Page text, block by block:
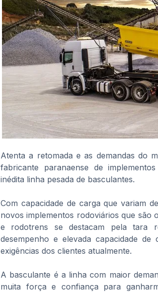
Atenta a retomada e as demandas do
fabricante paranaense de
inédita linha pesada de basculantes.
Com capacidade de carga que variam
novos implementos rodoviários que são
e rodotrens se destacam pela tara
desempenho e elevada capacidade
exigências dos clientes atualmente.
A basculante é a linha com maior
muita força e confiança para